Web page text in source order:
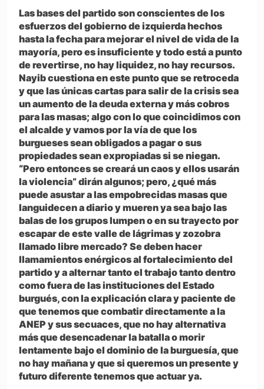
Las bases del partido son conscientes de los
esfuerzos del gobierno de izquierda hechos
hasta la fecha para mejorar el nivel de vida de la
mayoría, pero es insuficiente y todo está a punto
de revertirse, no hay liquidez, no hay recursos.
Nayib cuestiona en este punto que se retroceda
y que las únicas cartas para salir de la crisis sea
un aumento de la deuda externa y más cobros
para las masas; algo con lo que coincidimos con
el alcalde y vamos por la vía de que los
burgueses sean obligados a pagar o sus
propiedades sean expropiadas si se niegan.
“Pero entonces se creará un caos y ellos usarán
la violencia” dirán algunos; pero, ¿qué más
puede asustar a las empobrecidas masas que
languidecen a diario y mueren ya sea bajo las
balas de los grupos lumpen o en su trayecto por
escapar de este valle de lágrimas y zozobra
llamado libre mercado? Se deben hacer
llamamientos enérgicos al fortalecimiento del
partido y a alternar tanto el trabajo tanto dentro
como fuera de las instituciones del Estado
burgués, con la explicación clara y paciente de
que tenemos que combatir directamente a la
ANEP y sus secuaces, que no hay alternativa
más que desencadenar la batalla o morir
lentamente bajo el dominio de la burguesía, que
no hay mañana y que si queremos un presente y
futuro diferente tenemos que actuar ya.